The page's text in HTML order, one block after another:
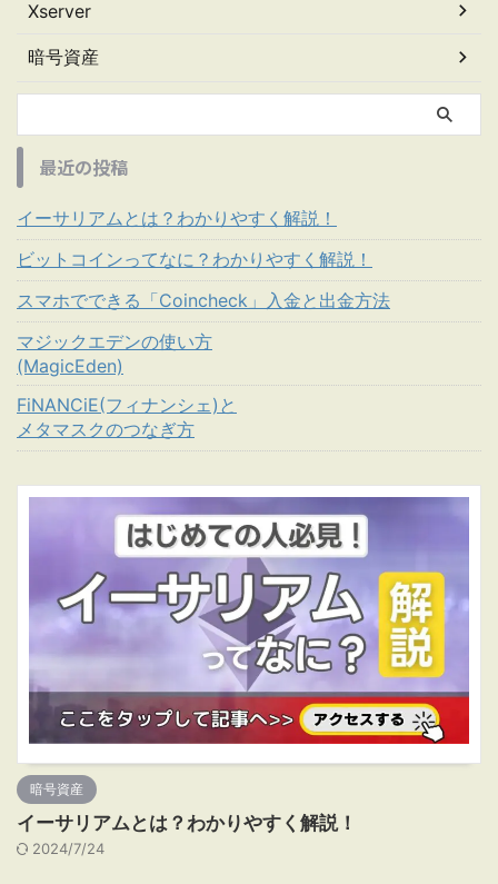
Xserver
暗号資産
最近の投稿
イーサリアムとは？わかりやすく解説！
ビットコインってなに？わかりやすく解説！
スマホでできる「Coincheck」入金と出金方法
マジックエデンの使い方
(MagicEden)
FiNANCiE(フィナンシェ)と
メタマスクのつなぎ方
暗号資産
イーサリアムとは？わかりやすく解説！
2024/7/24